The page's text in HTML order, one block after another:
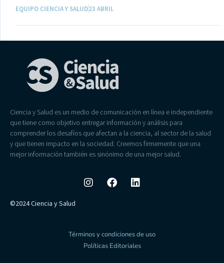
EQUIPO CIENCIA Y SALUD23 ABRIL
Ciencia y Salud es un medio de comunicación en línea e independiente
que tiene como objetivo entregar información y análisis para
comprender los desafíos que afectan a la ciencia, al sector de la salud
y que tienen impacto en la sociedad. Creemos firmemente que una
mejor información también es sinónimo de una mejor salud.
©2024 Ciencia y Salud
Términos y condiciones de uso
Políticas Editoriales